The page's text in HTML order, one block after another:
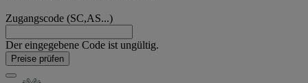
Zugangscode (SC,AS...)
Der eingegebene Code ist ungültig.
Preise prüfen